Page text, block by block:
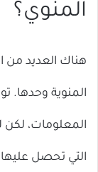
المنوي؟
هناك العديد من
المنوية وحدها.
المعلومات، لكن
التي تحصل